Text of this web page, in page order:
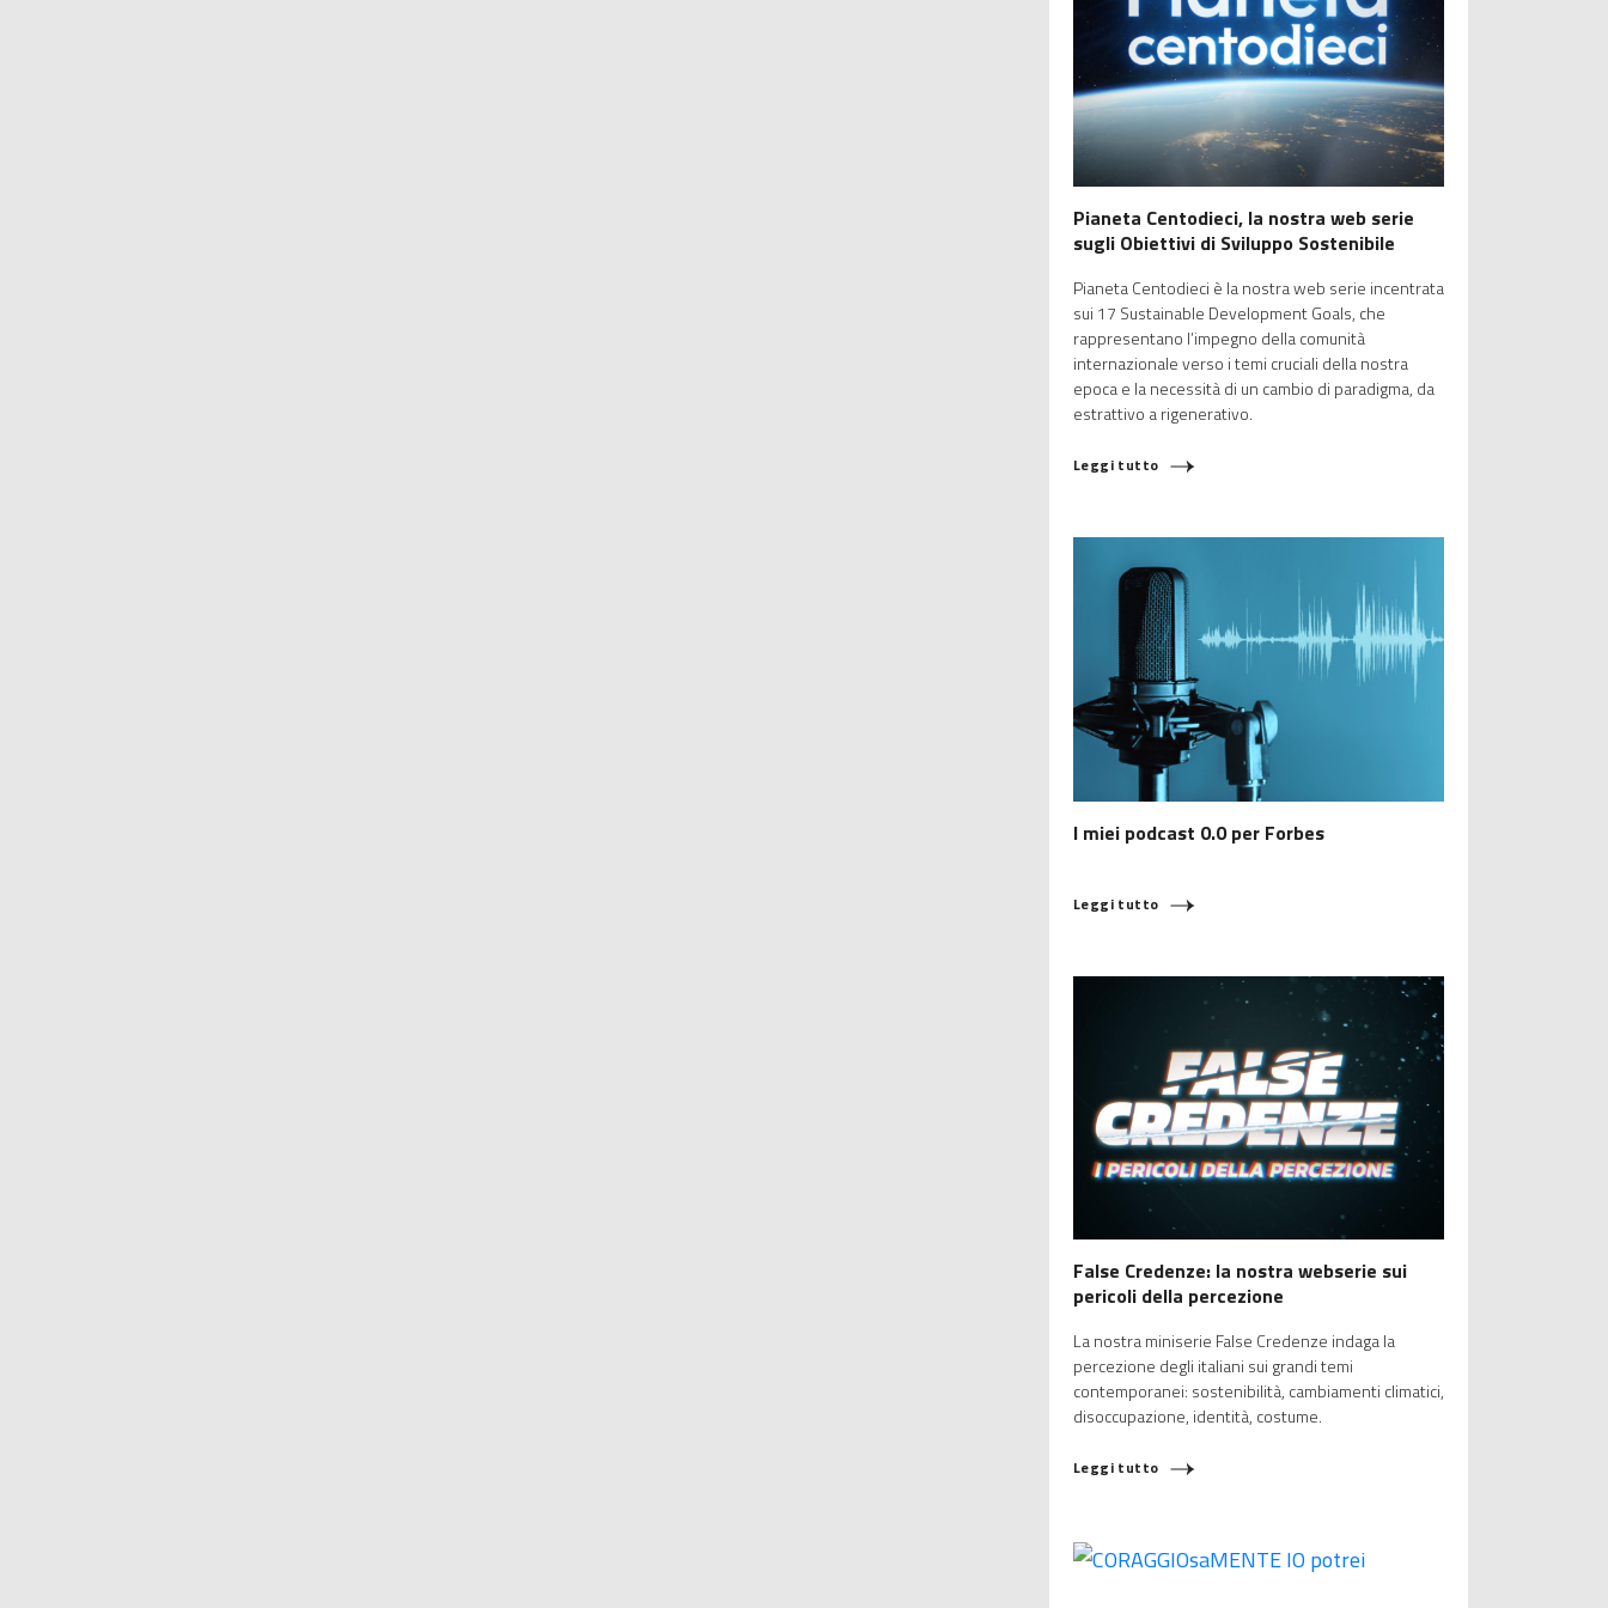
Pianeta Centodieci, la nostra web serie
sugli Obiettivi di Sviluppo Sostenibile
Pianeta Centodieci è la nostra web serie incentrata
sui 17 Sustainable Development Goals, che
rappresentano l’impegno della comunità
internazionale verso i temi cruciali della nostra
epoca e la necessità di un cambio di paradigma, da
estrattivo a rigenerativo.
Leggi tutto
I miei podcast 0.0 per Forbes
Leggi tutto
False Credenze: la nostra webserie sui
pericoli della percezione
La nostra miniserie False Credenze indaga la
percezione degli italiani sui grandi temi
contemporanei: sostenibilità, cambiamenti climatici,
disoccupazione, identità, costume.
Leggi tutto